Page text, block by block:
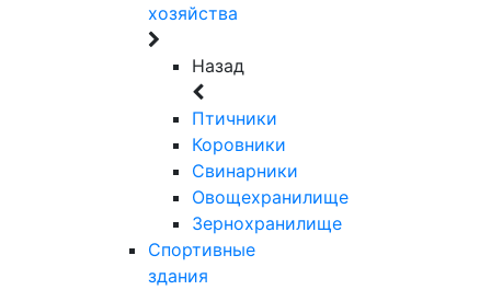
хозяйства
Назад
Птичники
Коровники
Свинарники
Овощехранилище
Зернохранилище
Спортивные
здания